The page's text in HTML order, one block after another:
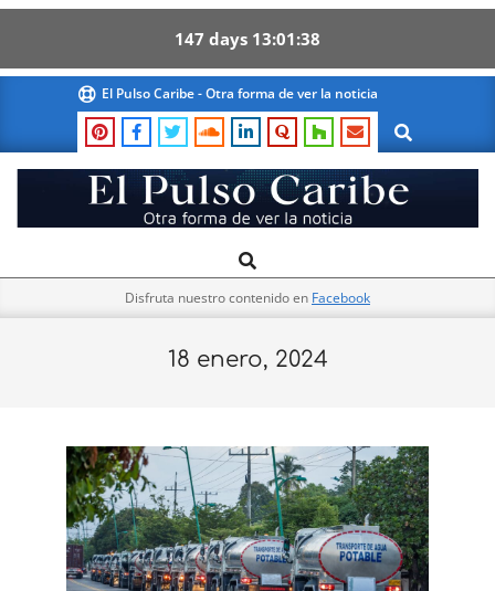
147 days 13 01 37
content
El Pulso Caribe - Otra forma de ver la noticia
Search
El
Pulso
Navigation
Search
Disfruta nuestro contenido en Facebook
18 enero, 2024